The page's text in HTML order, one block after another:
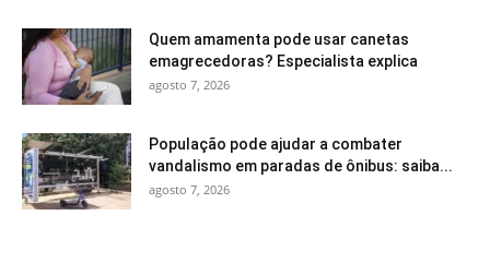
Quem amamenta pode usar canetas
emagrecedoras? Especialista explica
agosto 7, 2026
População pode ajudar a combater
vandalismo em paradas de ônibus: saiba...
agosto 7, 2026